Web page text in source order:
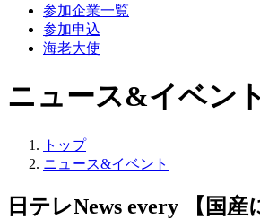
参加企業一覧
参加申込
海老大使
ニュース&イベント
トップ
ニュース&イベント
日テレNews every 【国産